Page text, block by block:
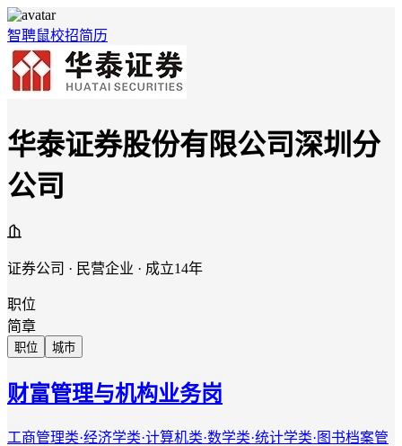
智聘鼠校招简历
华泰证券股份有限公司深圳分
公司
证券公司 · 民营企业 · 成立14年
职位
简章
职位 城市
财富管理与机构业务岗
工商管理类·经济学类·计算机类·数学类·统计学类·图书档案管